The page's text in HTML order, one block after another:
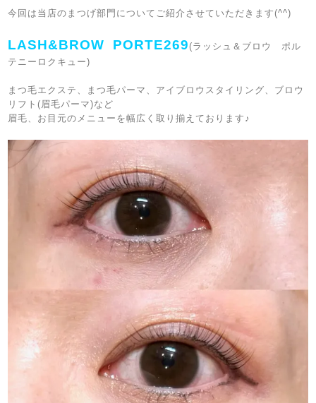
今回は当店のまつげ部門についてご紹介させていただきます(^^)
LASH&BROW PORTE269 (ラッシュ＆ブロウ ポル
テニーロクキュー)
まつ毛エクステ、まつ毛パーマ、アイブロウスタイリング、ブロウ
リフト(眉毛パーマ)など
眉毛、お目元のメニューを幅広く取り揃えております♪